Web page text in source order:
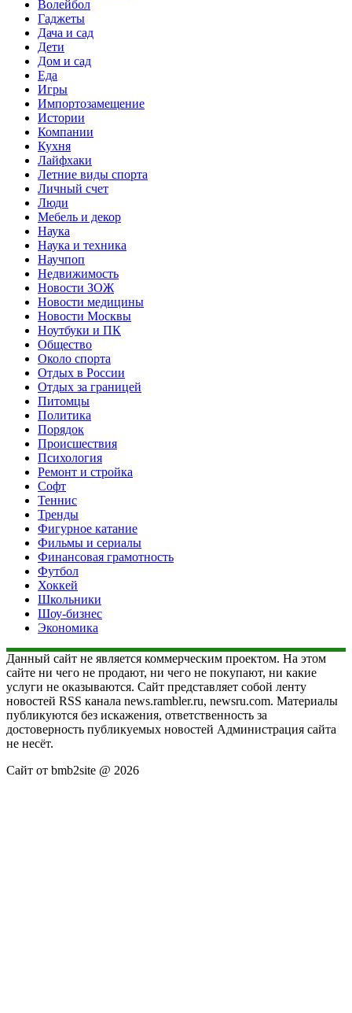
Волейбол
Гаджеты
Дача и сад
Дети
Дом и сад
Еда
Игры
Импортозамещение
Истории
Компании
Кухня
Лайфхаки
Летние виды спорта
Личный счет
Люди
Мебель и декор
Наука
Наука и техника
Научпоп
Недвижимость
Новости ЗОЖ
Новости медицины
Новости Москвы
Ноутбуки и ПК
Общество
Около спорта
Отдых в России
Отдых за границей
Питомцы
Политика
Порядок
Происшествия
Психология
Ремонт и стройка
Софт
Теннис
Тренды
Фигурное катание
Фильмы и сериалы
Финансовая грамотность
Футбол
Хоккей
Школьники
Шоу-бизнес
Экономика
Данный сайт не является коммерческим проектом. На этом
сайте ни чего не продают, ни чего не покупают, ни какие
услуги не оказываются. Сайт представляет собой ленту
новостей RSS канала news.rambler.ru, newsru.com. Материалы
публикуются без искажения, ответственность за
достоверность публикуемых новостей Администрация сайта
не несёт.
Сайт от bmb2site @ 2026